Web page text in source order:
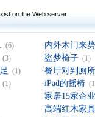
(6) · 内外木门来
(3) · 盗梦椅子 (1)
(1) ·餐厅对到厕
(1) ·iPad的摇椅
·家居15家企
·高端红木家